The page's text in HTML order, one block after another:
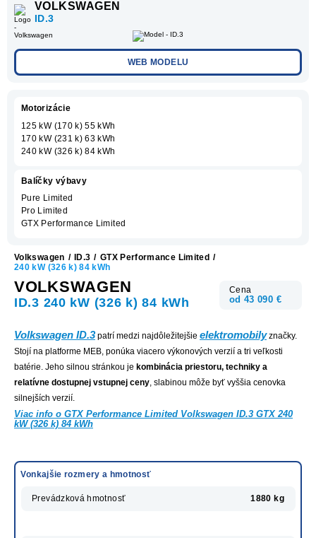
VOLKSWAGEN
ID.3
WEB MODELU
Volkswagen / ID.3 / GTX Performance Limited /
240 kW (326 k) 84 kWh
VOLKSWAGEN
ID.3 240 kW (326 k) 84 kWh
Cena
od 43 090 €
Volkswagen ID.3patrí medzi najdôležitejšie elektromobilyznačky.
Stojí na platforme MEB, ponúka viacero výkonových verzií a tri veľkosti
batérie. Jeho silnou stránkou je kombinácia priestoru, techniky a
relatívne dostupnej vstupnej ceny, slabinou môže byť vyššia cenovka
silnejších verzií.
Viac info o GTX Performance Limited Volkswagen ID.3 GTX 240
kW (326 k) 84 kWh
Vonkajšie rozmery a hmotnosť
Prevádzková hmotnosť 1880 kg
Motorizácie
125 kW (170 k) 55 kWh
170 kW (231 k) 63 kWh
240 kW (326 k) 84 kWh
Balíčky výbavy
Pure Limited
Pro Limited
GTX Performance Limited